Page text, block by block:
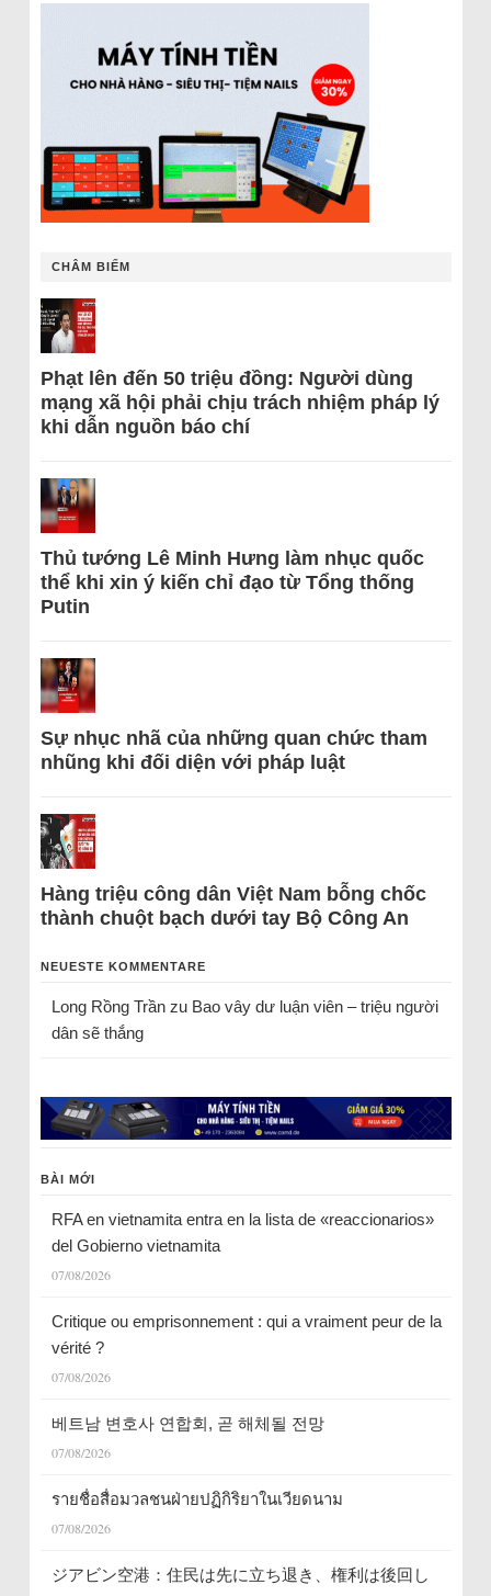
CHÂM BIẾM
Phạt lên đến 50 triệu đồng: Người dùng
mạng xã hội phải chịu trách nhiệm pháp lý
khi dẫn nguồn báo chí
Thủ tướng Lê Minh Hưng làm nhục quốc
thể khi xin ý kiến chỉ đạo từ Tổng thống
Putin
Sự nhục nhã của những quan chức tham
nhũng khi đối diện với pháp luật
Hàng triệu công dân Việt Nam bỗng chốc
thành chuột bạch dưới tay Bộ Công An
NEUESTE KOMMENTARE
Long Rồng Trầnzu Bao vây dư luận viên – triệu người
dân sẽ thắng
BÀI MỚI
RFA en vietnamita entra en la lista de «reaccionarios»
del Gobierno vietnamita
07/08/2026
Critique ou emprisonnement : qui a vraiment peur de la
vérité ?
07/08/2026
베트남 변호사 연합회, 곧 해체될 전망
07/08/2026
รายชื่อสื่อมวลชนฝ่ายปฏิกิริยาในเวียดนาม
07/08/2026
ジアビン空港：住民は先に立ち退き、権利は後回し